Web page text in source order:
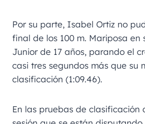
Por su parte, Isabel Ortiz no
final de los 100 m. Mariposa en
Junior de 17 años, parando el
casi tres segundos más que su
clasificación (1:09.46).
En las pruebas de clasificación